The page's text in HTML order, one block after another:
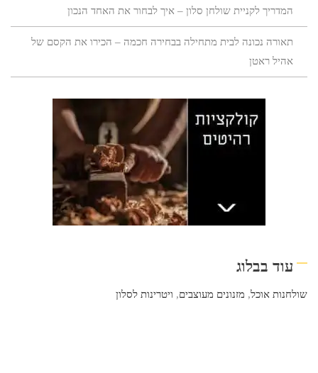
המדריך לקניית שולחן סלון – איך לבחור את האחד הנכון
תאורה נכונה לבית מתחילה בבחירה חכמה – הכירו את הקסם של
אהיל ראטן
עוד בבלוג
שולחנות אוכל, מזנונים מעוצבים, ויטרינות לסלון